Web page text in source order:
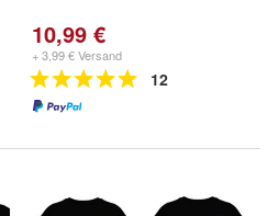
10,99 €
+ 3,99 € Versand
12